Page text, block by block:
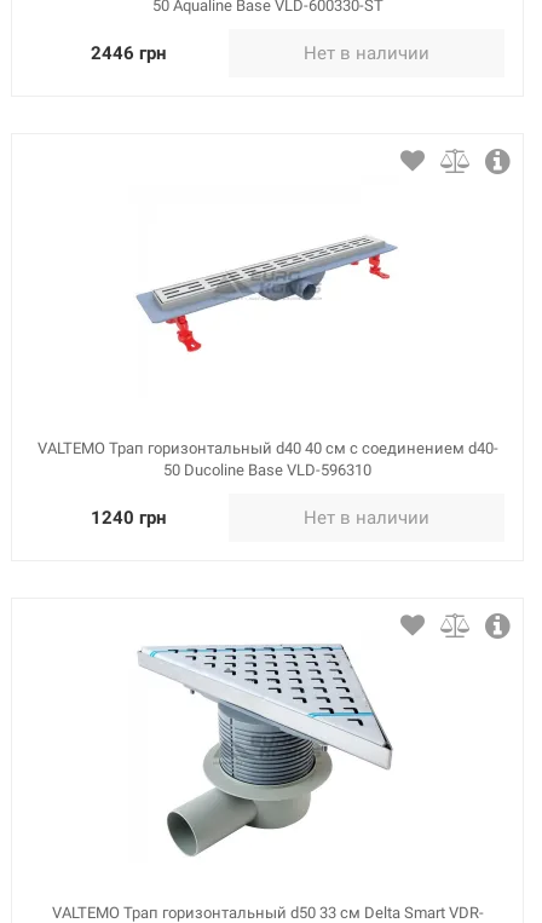
50 Aqualine Base VLD-600330-ST
2446 грн Нет в наличии
VALTEMO Трап горизонтальный d40 40 см с соединением d40-
50 Ducoline Base VLD-596310
1240 грн Нет в наличии
VALTEMO Трап горизонтальный d50 33 см Delta Smart VDR-